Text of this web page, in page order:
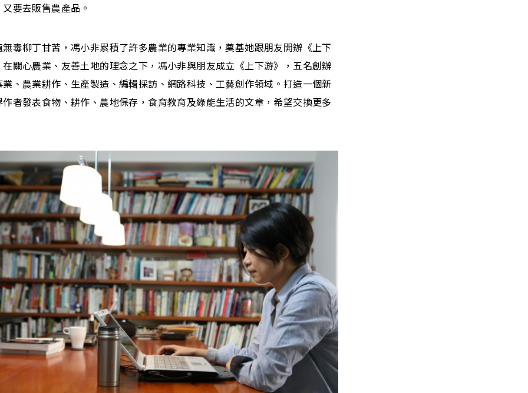
要去販售農產品。
毒柳丁甘苦，馮小非累積了許多農業的專業知識，奠基她跟朋友開辦《上下
關心農業、友善土地的理念之下，馮小非與朋友成立《上下游》，五名創辦
、農業耕作、生產製造、編輯採訪、網路科技、工藝創作領域。打造一個新
者發表食物、耕作、農地保存，食育教育及綠能生活的文章，希望交換更多